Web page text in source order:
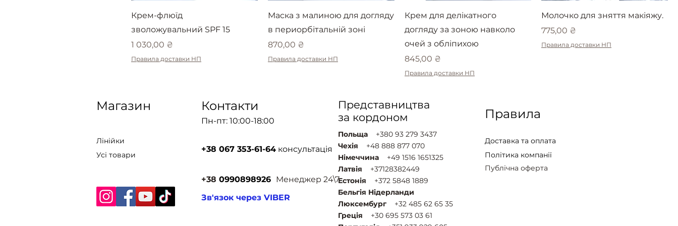
Крем-флюїд
зволожувальний SPF 15
Ціна
1 030,00 ₴
Правила доставки НП
Маска з малиною для догляду
в периорбітальній зоні
Ціна
870,00 ₴
Правила доставки НП
Крем для делікатного
догляду за зоною навколо
очей з обліпихою
Ціна
845,00 ₴
Правила доставки НП
Молочко для зняття макіяжу.
Ціна
775,00 ₴
Правила доставки НП
Магазин
Лінійки
Усі товари
Контакти
Пн-пт: 10:00-18:00
+38 067 353-61-64консультація
+38 0990898926
Менеджер 24\7
Зв'язок через VIBER
Представництва
за кордоном
Польща +380 93 279 3437
Чехія +48 888 877 070
Німеччина +49 1516 1651325
Латвія +37128382449
Естонія +372 5848 1889
Бельгія Нідерланди
Люксембург
+32 485 62 65 35
Греція +30 695 573 03 61
Правила
Доставка та оплата
Політика компанії
Публічна оферта